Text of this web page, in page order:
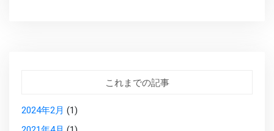
これまでの記事
2024年2月 (1)